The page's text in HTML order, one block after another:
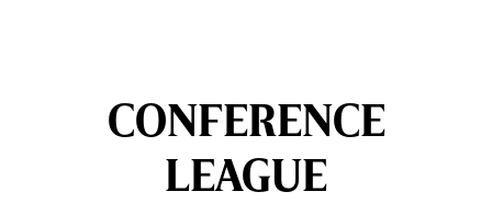
CONFERENCE
LEAGUE